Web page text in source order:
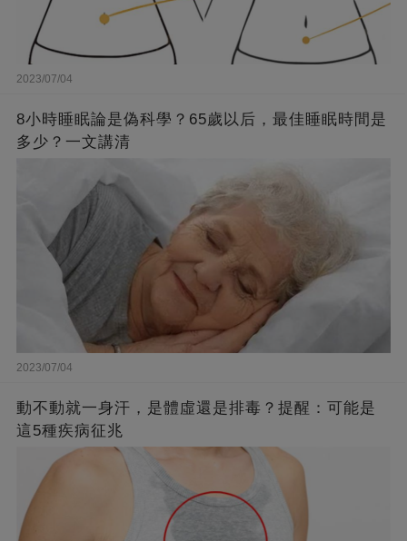
2023/07/04
8小時睡眠論是偽科學？65歲以后，最佳睡眠時間是
多少？一文講清
2023/07/04
動不動就一身汗，是體虛還是排毒？提醒：可能是
這5種疾病征兆